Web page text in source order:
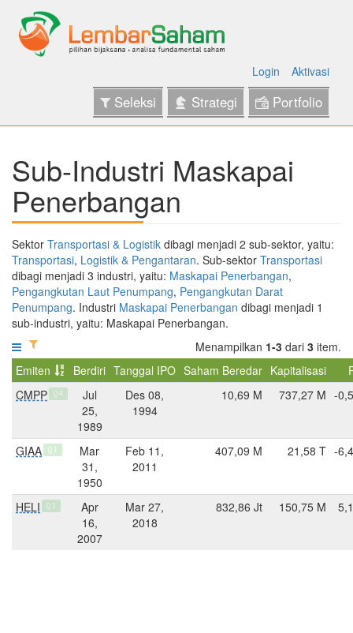
Login Aktivasi
Seleksi Strategi Portfolio
Sub-Industri Maskapai
Penerbangan
Sektor Transportasi & Logistik dibagi menjadi 2 sub-sektor, yaitu:
Transportasi, Logistik & Pengantaran. Sub-sektor Transportasi
dibagi menjadi 3 industri, yaitu: Maskapai Penerbangan,
Pengangkutan Laut Penumpang, Pengangkutan Darat
Penumpang. Industri Maskapai Penerbangan dibagi menjadi 1
sub-industri, yaitu: Maskapai Penerbangan.
Menampilkan 1-3 dari 3 item.
Emiten
Berdiri Tanggal IPO Saham Beredar Kapitalisasi
CMPP
Q4
Jul
25,
1989
Des 08,
1994
10,69 M 737,27 M -
GIAA Q1
Mar
31,
1950
Feb 11,
2011
407,09 M 21,58 T -
HELI Q1
Apr
16,
2007
Mar 27,
2018
832,86 Jt 150,75 M